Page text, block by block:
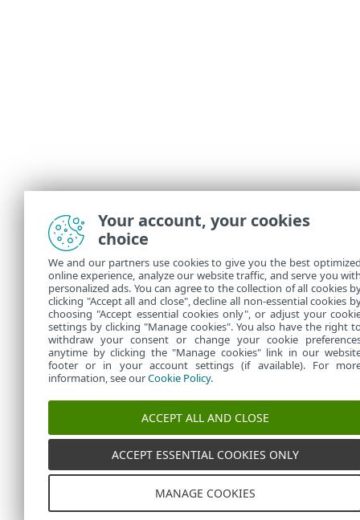
Your account, your cookies
choice
We and our partners use cookies to give you the best
online experience, analyze our website traffic, and serve you
personalized ads. You can agree to the collection of all cookies
clicking "Accept all and close", decline all non-essential cookies
choosing "Accept essential cookies only", or adjust your
settings by clicking "Manage cookies". You also have the right
withdraw your consent or change your cookie
anytime by clicking the "Manage cookies" link in our
footer or in your account settings (if available). For
information, see ourCookie Policy.
ACCEPT ALL AND CLOSE
ACCEPT ESSENTIAL COOKIES ONLY
MANAGE COOKIES